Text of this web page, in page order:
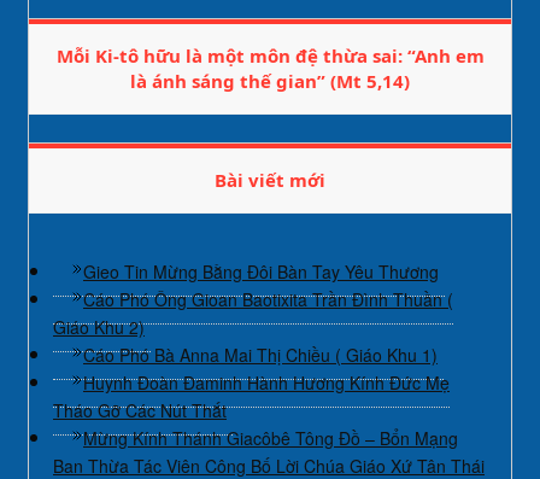
Mỗi Ki-tô hữu là một môn đệ thừa sai: “Anh em
là ánh sáng thế gian” (Mt 5,14)
Bài viết mới
Gieo Tin Mừng Bằng Đôi Bàn Tay Yêu Thương
Cáo Phó Ông Gioan Baotixita Trần Đình Thuần (
Giáo Khu 2)
Cáo Phó Bà Anna Mai Thị Chiều ( Giáo Khu 1)
Huynh Đoàn Đaminh Hành Hương Kính Đức Mẹ
Tháo Gỡ Các Nút Thắt
Mừng Kính Thánh Giacôbê Tông Đồ – Bổn Mạng
Ban Thừa Tác Viên Công Bố Lời Chúa Giáo Xứ Tân Thái